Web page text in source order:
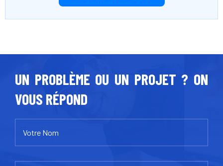
UN PROBLÈME OU UN PROJET ? ON
VOUS RÉPOND